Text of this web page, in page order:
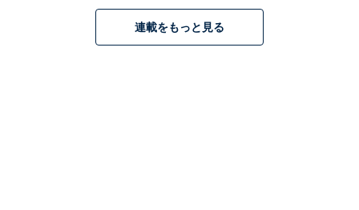
イラストレーター：tokico
連載をもっと見る